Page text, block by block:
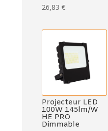
26,83 €
Projecteur LED
100W 145lm/W
HE PRO
Dimmable